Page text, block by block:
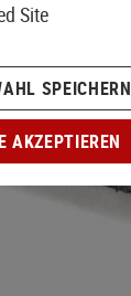
Site
SPEICHERN
AKZEPTIEREN